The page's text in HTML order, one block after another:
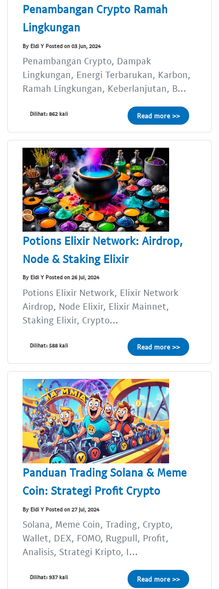
Penambangan Crypto Ramah
Lingkungan
By Eldi Y Posted on 03 Jun, 2024
Penambangan Crypto, Dampak
Lingkungan, Energi Terbarukan, Karbon,
Ramah Lingkungan, Keberlanjutan, B...
Dilihat: 862 kali Read more >>
Potions Elixir Network: Airdrop,
Node & Staking Elixir
By Eldi Y Posted on 26 Jul, 2024
Potions Elixir Network, Elixir Network
Airdrop, Node Elixir, Elixir Mainnet,
Staking Elixir, Crypto...
Dilihat: 588 kali Read more >>
Panduan Trading Solana & Meme
Coin: Strategi Profit Crypto
By Eldi Y Posted on 27 Jul, 2024
Solana, Meme Coin, Trading, Crypto,
Wallet, DEX, FOMO, Rugpull, Profit,
Analisis, Strategi Kripto, I...
Dilihat: 937 kali Read more >>